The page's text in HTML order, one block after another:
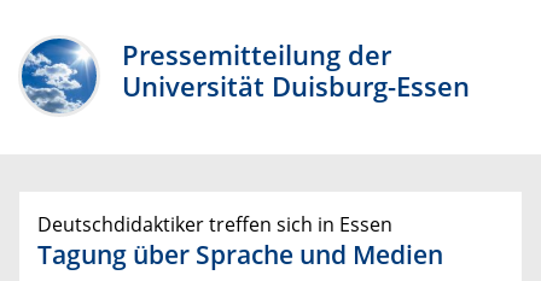
Pressemitteilung der
Universität Duisburg-Essen
Deutschdidaktiker treffen sich in Essen
Tagung über Sprache und Medien